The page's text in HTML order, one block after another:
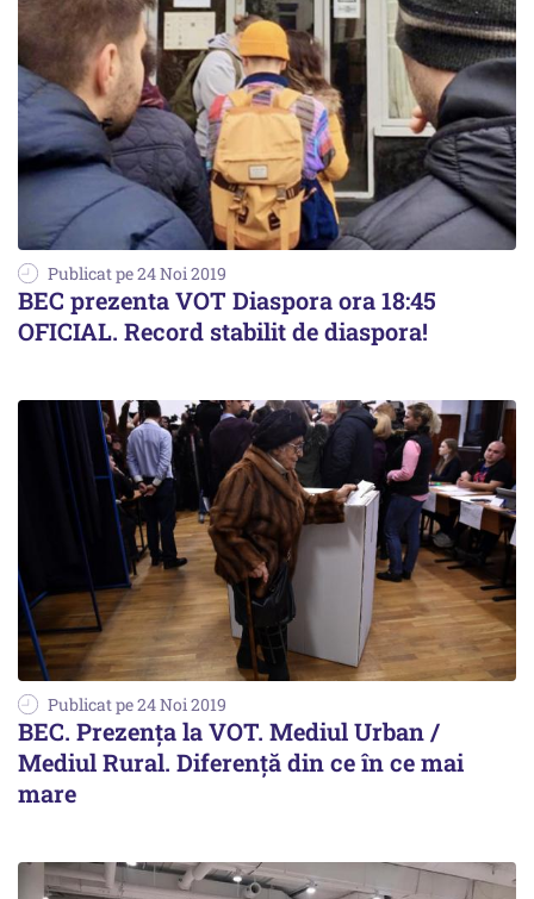
Publicat pe 24 Noi 2019
BEC prezenta VOT Diaspora ora 18:45
OFICIAL. Record stabilit de diaspora!
Publicat pe 24 Noi 2019
BEC. Prezența la VOT. Mediul Urban /
Mediul Rural. Diferență din ce în ce mai
mare